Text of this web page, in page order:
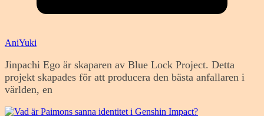
AniYuki
Jinpachi Ego är skaparen av Blue Lock Project. Detta
projekt skapades för att producera den bästa anfallaren i
världen, en